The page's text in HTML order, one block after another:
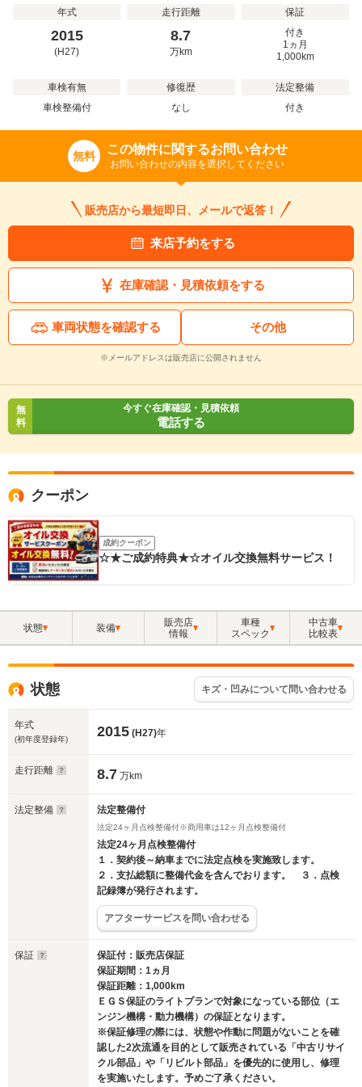
年式
2015
(H27)
走行距離
8.7
万km
保証
付き
1ヵ月
1,000km
車検有無
車検整備付
修復歴
なし
法定整備
付き
無料 この物件に関するお問い合わせ
お問い合わせの内容を選択してください
販売店から最短即日、メールで返答！
来店予約をする
在庫確認・見積依頼をする
車両状態を確認する その他
※メールアドレスは販売店に公開されません
無
料
今すぐ在庫確認・見積依頼
電話する
クーポン
成約クーポン
☆★ご成約特典★☆オイル交換無料サービス！
状態 装備
販売店
情報
車種
スペック
中古車
比較表
状態 キズ・凹みについて問い合わせる
年式
(初年度登録年) 2015 (H27)年
走行距離 8.7 万km
法定整備 法定整備付
法定24ヶ月点検整備付※商用車は12ヶ月点検整備付
法定24ヶ月点検整備付
１．契約後～納車までに法定点検を実施致します。
２．支払総額に整備代金を含んでおります。 ３．点検
記録簿が発行されます。
アフターサービスを問い合わせる
保証
保証付：販売店保証
保証期間：1ヵ月
保証距離：1,000km
ＥＧＳ保証のライトプランで対象になっている部位（エ
ンジン機構・動力機構）の保証となります。
※保証修理の際には、状態や作動に問題がないことを確
認した2次流通を目的として販売されている「中古リサイ
クル部品」や「リビルト部品」を優先的に使用し、修理
を実施いたします。予めご了承ください。